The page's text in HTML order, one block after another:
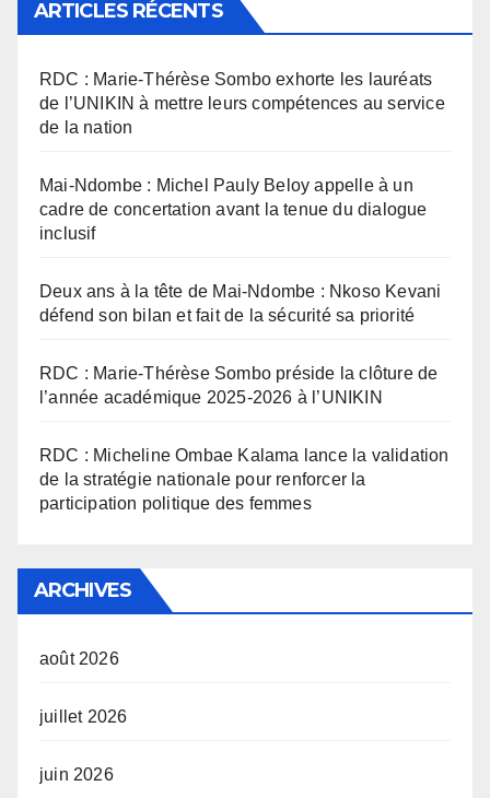
ARTICLES RÉCENTS
RDC : Marie-Thérèse Sombo exhorte les lauréats
de l’UNIKIN à mettre leurs compétences au service
de la nation
Mai-Ndombe : Michel Pauly Beloy appelle à un
cadre de concertation avant la tenue du dialogue
inclusif
Deux ans à la tête de Mai-Ndombe : Nkoso Kevani
défend son bilan et fait de la sécurité sa priorité
RDC : Marie-Thérèse Sombo préside la clôture de
l’année académique 2025-2026 à l’UNIKIN
RDC : Micheline Ombae Kalama lance la validation
de la stratégie nationale pour renforcer la
participation politique des femmes
ARCHIVES
août 2026
juillet 2026
juin 2026